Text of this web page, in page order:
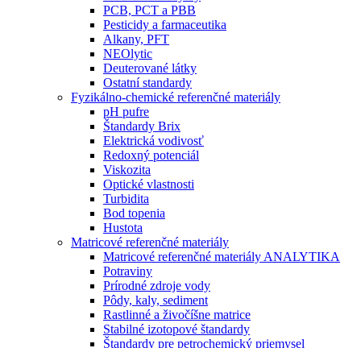
PCB, PCT a PBB
Pesticidy a farmaceutika
Alkany, PFT
NEOlytic
Deuterované látky
Ostatní standardy
Fyzikálno-chemické referenčné materiály
pH pufre
Štandardy Brix
Elektrická vodivosť
Redoxný potenciál
Viskozita
Optické vlastnosti
Turbidita
Bod topenia
Hustota
Matricové referenčné materiály
Matricové referenčné materiály ANALYTIKA
Potraviny
Prírodné zdroje vody
Pôdy, kaly, sediment
Rastlinné a živočíšne matrice
Stabilné izotopové štandardy
Štandardy pre petrochemický priemysel